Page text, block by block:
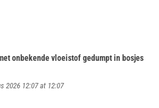
onbekende vloeistof gedumpt in bosjes
2026 12:07 at 12:07